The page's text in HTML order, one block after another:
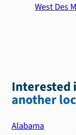
West Des
Interested
another
Alabama